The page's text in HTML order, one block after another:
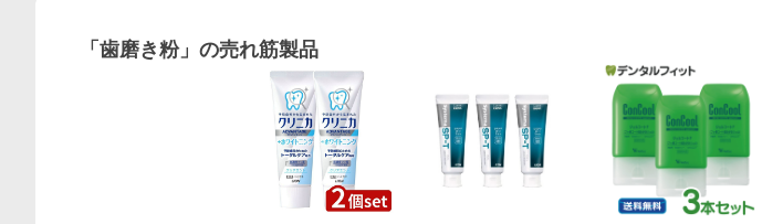
「 歯磨き粉」の売れ筋製品